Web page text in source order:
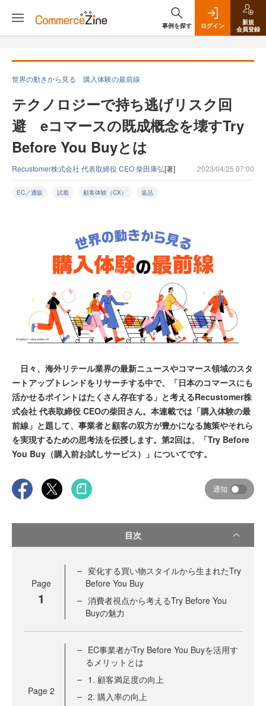
事例を探す ログイン
新規
会員登録
世界の動きから見る 購入体験の最前線
テクノロジーで持ち逃げリスク回
避 eコマースの既成概念を壊すTry
Before You Buyとは
Recustomer株式会社 代表取締役 CEO 柴田康弘[著] 2023/04/25 07:00
EC／通販 試着 顧客体験（CX） 返品
日々、海外リテール業界の最新ニュースやコマース領域のスタ
ートアップトレンドをリサーチする中で、「日本のコマースにも
活かせるポイントはたくさん存在する」と考えるRecustomer株
式会社 代表取締役 CEOの柴田さん。本連載では「購入体験の最
前線」と題して、事業者と顧客の双方が豊かになる施策やそれら
を実現するための思考法を伝授します。第2回は、「Try Before
You Buy（購入前お試しサービス）」についてです。
通知
目次
Page
1
変化する買い物スタイルから生まれたTry
Before You Buy
消費者視点から考えるTry Before You
Buyの魅力
Page 2
EC事業者がTry Before You Buyを活用す
るメリットとは
1. 顧客満足度の向上
2. 購入率の向上